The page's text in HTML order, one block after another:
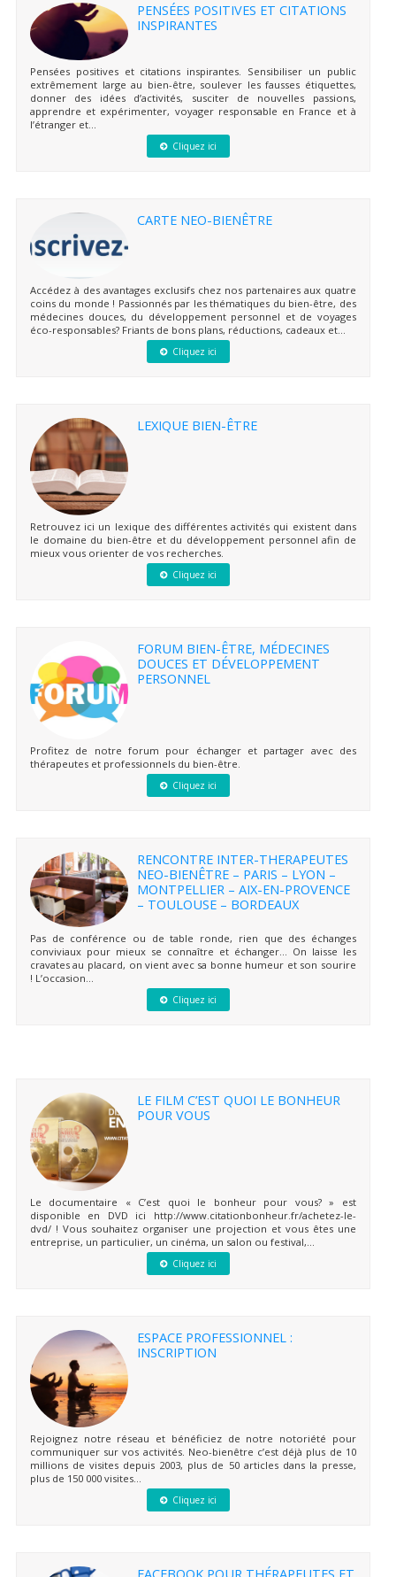
PENSÉES POSITIVES ET CITATIONS
INSPIRANTES
Pensées positives et citations inspirantes. Sensibiliser un public
extrêmement large au bien-être, soulever les fausses étiquettes,
donner des idées d’activités, susciter de nouvelles passions,
apprendre et expérimenter, voyager responsable en France et à
l’étranger et...
Cliquez ici
CARTE NEO-BIENÊTRE
Accédez à des avantages exclusifs chez nos partenaires aux quatre
coins du monde ! Passionnés par les thématiques du bien-être, des
médecines douces, du développement personnel et de voyages
éco-responsables? Friants de bons plans, réductions, cadeaux et...
Cliquez ici
LEXIQUE BIEN-ÊTRE
Retrouvez ici un lexique des différentes activités qui existent dans
le domaine du bien-être et du développement personnel afin de
mieux vous orienter de vos recherches.
Cliquez ici
FORUM BIEN-ÊTRE, MÉDECINES
DOUCES ET DÉVELOPPEMENT
PERSONNEL
Profitez de notre forum pour échanger et partager avec des
thérapeutes et professionnels du bien-être.
Cliquez ici
RENCONTRE INTER-THERAPEUTES
NEO-BIENÊTRE – PARIS – LYON –
MONTPELLIER – AIX-EN-PROVENCE
– TOULOUSE – BORDEAUX
Pas de conférence ou de table ronde, rien que des échanges
conviviaux pour mieux se connaître et échanger… On laisse les
cravates au placard, on vient avec sa bonne humeur et son sourire
! L’occasion...
Cliquez ici
LE FILM C’EST QUOI LE BONHEUR
POUR VOUS
Le documentaire « C’est quoi le bonheur pour vous? » est
disponible en DVD ici http://www.citationbonheur.fr/achetez-le-
dvd/ ! Vous souhaitez organiser une projection et vous êtes une
entreprise, un particulier, un cinéma, un salon ou festival,...
Cliquez ici
ESPACE PROFESSIONNEL :
INSCRIPTION
Rejoignez notre réseau et bénéficiez de notre notoriété pour
communiquer sur vos activités. Neo-bienêtre c’est déjà plus de 10
millions de visites depuis 2003, plus de 50 articles dans la presse,
plus de 150 000 visites...
Cliquez ici